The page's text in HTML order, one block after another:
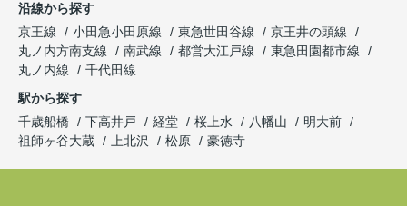
沿線から探す
京王線
小田急小田原線 東急世田谷線
京王井の頭線
丸ノ内方南支線
南武線 都営大江戸線
東急田園都市線
丸ノ内線
千代田線
駅から探す
千歳船橋
下高井戸 経堂 桜上水 八幡山
明大前
祖師ヶ谷大蔵
上北沢 松原 豪徳寺